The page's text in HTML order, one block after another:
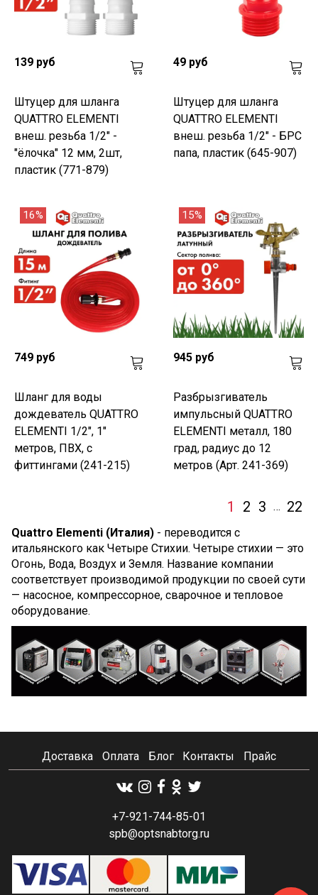
139 руб
Штуцер для шланга
QUATTRO ELEMENTI
внеш. резьба 1/2" -
"ёлочка" 12 мм, 2шт,
пластик (771-879)
49 руб
Штуцер для шланга
QUATTRO ELEMENTI
внеш. резьба 1/2" - БРС
папа, пластик (645-907)
16%
749 руб
Шланг для воды
дождеватель QUATTRO
ELEMENTI 1/2", 1"
метров, ПВХ, с
фиттингами (241-215)
15%
945 руб
Разбрызгиватель
импульсный QUATTRO
ELEMENTI металл, 180
град, радиус до 12
метров (Арт. 241-369)
1 2 3 … 22
Quattro Elementi (Италия) - переводится с
итальянского как Четыре Стихии. Четыре стихии — это
Огонь, Вода, Воздух и Земля. Название компании
соответствует производимой продукции по своей сути
— насосное, компрессорное, сварочное и тепловое
оборудование.
Доставка Оплата Блог Контакты Прайс
+7-921-744-85-01
spb@optsnabtorg.ru